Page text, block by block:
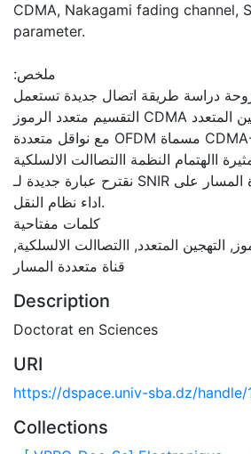
CDMA, Nakagami fading channel,
parameter.
:ملخص
دراسة طريقة اتصال جديدة تستعمل
التقسيم متعدد الرموز CDMA مع التهجين المتعدد
مع نواقل متعددة OFDM مسماة CDMA-MC-MC تبدو هذه
االهتمام النظمة االتصاالت الالسلكية
نقترح عبارة جديدة لـ SNIR و نقيم اثر قناة متعددة المسار على
اداء نظام النقل.
كلمات مفتاحية
التهجين المتعدد, االتصاالت الالسلكية,
قناة متعددة المسار
Description
Doctorat en Sciences
URI
https://dspace.univ-sba.dz/
Collections